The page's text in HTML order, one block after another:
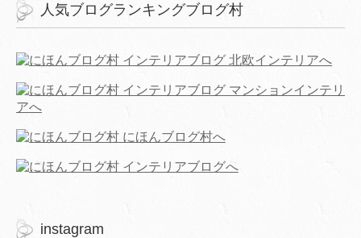
人気ブログランキングブログ村
instagram